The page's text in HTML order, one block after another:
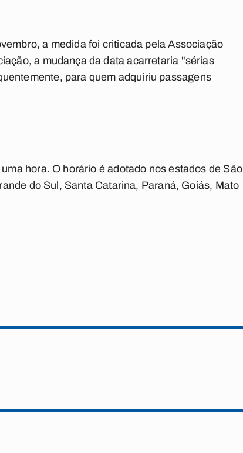
a medida foi criticada pela Associação
a mudança da data acarretaria "sérias
para quem adquiriu passagens
hora. O horário é adotado nos estados de São
do Sul, Santa Catarina, Paraná, Goiás, Mato